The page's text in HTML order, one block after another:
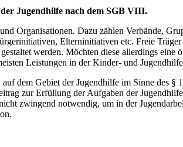
Jugendhilfe nach dem SGB VIII.
Organisationen. Dazu zählen Verbände,
Elterninitiativen etc. Freie
werden. Möchten diese allerdings eine
Leistungen in der Kinder- und
dem Gebiet der Jugendhilfe im Sinne des
zur Erfüllung der Aufgaben der
zwingend notwendig, um in der